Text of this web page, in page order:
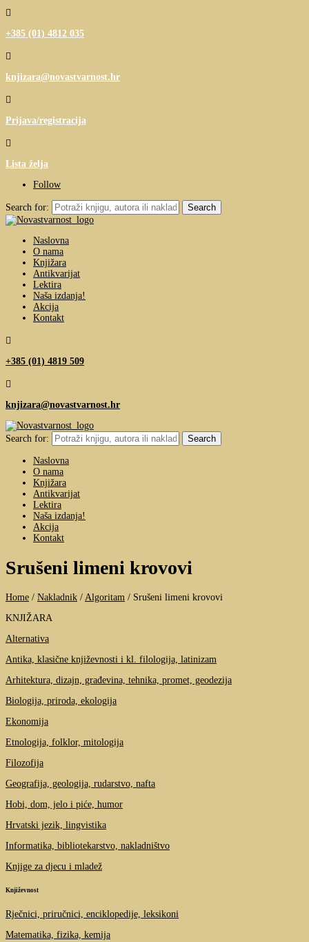

+385 (01) 4812 035

knjizara@novastvarnost.hr

Prijava/registracija

Lista želja
Follow
Search for:
Naslovna
O nama
Knjižara
Antikvarijat
Lektira
Naša izdanja!
Akcija
Kontakt

+385 (01) 4819 509

knjizara@novastvarnost.hr
Search for:
Naslovna
O nama
Knjižara
Antikvarijat
Lektira
Naša izdanja!
Akcija
Kontakt
Srušeni limeni krovovi
Home / Nakladnik / Algoritam / Srušeni limeni krovovi
KNJIŽARA
Alternativa
Antika, klasične književnosti i kl. filologija, latinizam
Arhitektura, dizajn, građevina, tehnika, promet, geodezija
Biologija, priroda, ekologija
Ekonomija
Etnologija, folklor, mitologija
Filozofija
Geografija, geologija, rudarstvo, nafta
Hobi, dom, jelo i piće, humor
Hrvatski jezik, lingvistika
Informatika, bibliotekarstvo, nakladništvo
Knjige za djecu i mladež
Književnost
Rječnici, priručnici, enciklopedije, leksikoni
Matematika, fizika, kemija